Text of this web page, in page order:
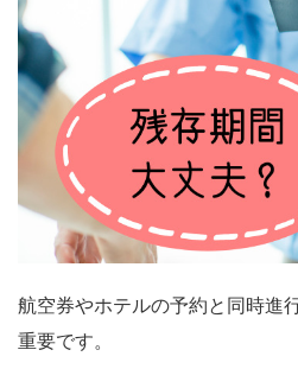
航空券やホテルの予約と同時進
重要です。